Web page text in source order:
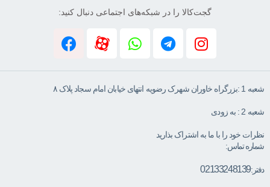
گجت‌کالا را در شبکه‌های اجتماعی دنبال کنید:
شعبه 1 :بزرگراه خاوران شهرک رضویه انتهای خیابان امام سجاد پلاک ۸
شعبه 2 : به زودی
نظرات خود را با ما به اشتراک بذارید
شماره تماس:
دفتر:02133248139